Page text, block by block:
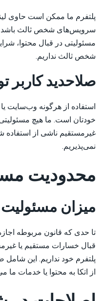
پلتفرم ما ممکن است حاوی
سرویس‌های شخص ثالث باشد
مسئولیتی در قبال محتوا،
شخص ثالث نداریم.
صلاحدید
استفاده از هرگونه وب‌سایت
خودتان است. ما هیچ
غیرمستقیم ناشی از
نمی‌پذیریم.
محدودیت
میزان مسئولیت
تا حدی که قانون مربوطه
قبال خسارات مستقیم یا
پلتفرم خود نداریم. این
از اتکا به محتوا یا خدمات ما